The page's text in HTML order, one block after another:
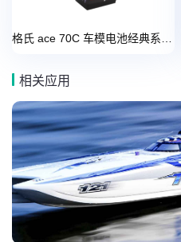
相关应用